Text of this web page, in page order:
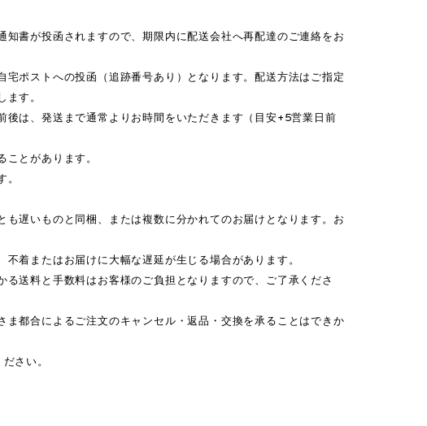
書が投函されますので、期限内に配送会社へ再配達のご連絡をお
ポストへの投函（追跡番号あり）となります。配送方法はご指定
す。
は、発送まで通常よりお時間をいただきます（目安+5営業日前
とがあります。
遅いものと同梱、または複数に分かれてのお届けとなります。お
着またはお届けに大幅な遅延が生じる場合があります。
送料と手数料はお客様のご負担となりますので、ご了承くださ
都合によるご注文のキャンセル・返品・交換を承ることはできか
さい。